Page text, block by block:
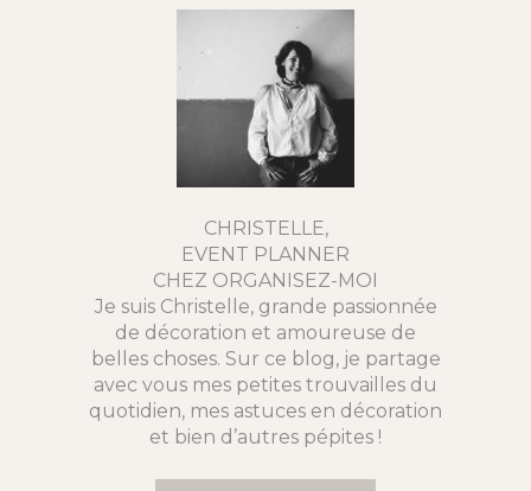
CHRISTELLE,
EVENT PLANNER
CHEZ ORGANISEZ-MOI
Je suis Christelle, grande passionnée
de décoration et amoureuse de
belles choses. Sur ce blog, je partage
avec vous mes petites trouvailles du
quotidien, mes astuces en décoration
et bien d’autres pépites !